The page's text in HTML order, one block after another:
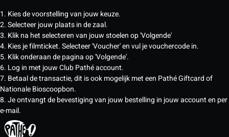
1. Kies de voorstelling van jouw keuze.
2. Selecteer jouw plaats in de zaal.
3. Klik na het selecteren van jouw stoelen op 'Volgende'
4. Kies je filmticket. Selecteer 'Voucher' en vul je vouchercode in.
5. Klik onderaan de pagina op 'Volgende'.
6. Log in met jouw Club Pathé account.
7. Betaal de transactie, dit is ook mogelijk met een Pathé Giftcard of
Nationale Bioscoopbon.
8. Je ontvangt de bevestiging van jouw bestelling in jouw account en per
e-mail.